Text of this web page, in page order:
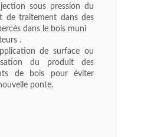
sous pression du
de traitement dans des
dans le bois muni
.
de surface ou
du produit des
de bois pour éviter
ponte.